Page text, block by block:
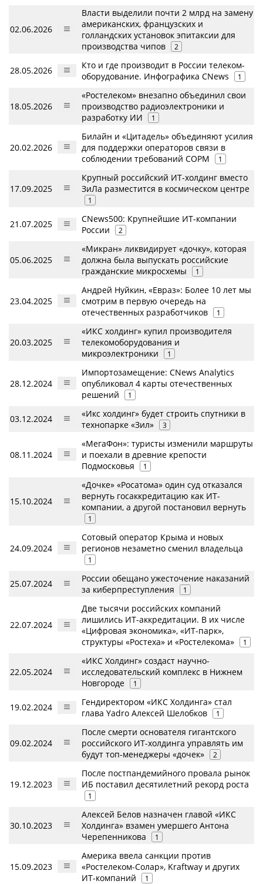
02.06.2026
Власти выделили почти 2 млрд на замену
американских, французских и
голландских установок эпитаксии для
производства чипов
2
28.05.2026
Кто и где производит в России телеком-
оборудование. Инфографика CNews
1
18.05.2026
«Ростелеком» внезапно объединил свои
производство радиоэлектроники и
разработку ИИ
1
20.02.2026
Билайн и «Цитадель» объединяют усилия
для поддержки операторов связи в
соблюдении требований СОРМ
1
17.09.2025
Крупный российский ИТ-холдинг вместо
ЗиЛа разместится в космическом центре
1
21.07.2025
CNews500: Крупнейшие ИТ-компании
России
2
05.06.2025
«Микран» ликвидирует «дочку», которая
должна была выпускать российские
гражданские микросхемы
1
23.04.2025
Андрей Нуйкин, «Евраз»: Более 10 лет мы
смотрим в первую очередь на
отечественных разработчиков
1
20.03.2025
«ИКС холдинг» купил производителя
телекомоборудования и
микроэлектроники
1
28.12.2024
Импортозамещение: CNews Analytics
опубликовал 4 карты отечественных
решений
1
03.12.2024
«Икс холдинг» будет строить спутники в
технопарке «Зил»
3
08.11.2024
«МегаФон»: туристы изменили маршруты
и поехали в древние крепости
Подмосковья
1
15.10.2024
«Дочке» «Росатома» один суд отказался
вернуть госаккредитацию как ИТ-
компании, а другой постановил вернуть
1
24.09.2024
Сотовый оператор Крыма и новых
регионов незаметно сменил владельца
1
25.07.2024
России обещано ужесточение наказаний
за киберпреступления
1
22.07.2024
Две тысячи российских компаний
лишились ИТ-аккредитации. В их числе
«Цифровая экономика», «ИТ-парк»,
структуры «Ростеха» и «Ростелекома»
1
22.05.2024
«ИКС Холдинг» создаст научно-
исследовательский комплекс в Нижнем
Новгороде
1
19.02.2024
Гендиректором «ИКС Холдинга» стал
глава Yadro Алексей Шелобков
1
09.02.2024
После смерти основателя гигантского
российского ИТ-холдинга управлять им
будут топ-менеджеры «дочек»
2
19.12.2023
После постпандемийного провала рынок
ИБ поставил десятилетний рекорд роста
1
30.10.2023
Алексей Белов назначен главой «ИКС
Холдинга» взамен умершего Антона
Черепенникова
1
15.09.2023
Америка ввела санкции против
«Ростелеком-Солар», Kraftway и других
ИТ-компаний
1